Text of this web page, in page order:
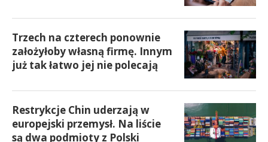
Trzech na czterech ponownie
założyłoby własną firmę. Innym
już tak łatwo jej nie polecają
Restrykcje Chin uderzają w
europejski przemysł. Na liście
są dwa podmioty z Polski